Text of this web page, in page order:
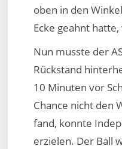
oben in den
Ecke geahnt
Nun musste der
Rückstand
10 Minuten vor
Chance nicht den
fand, konnte
erzielen. Der Ball